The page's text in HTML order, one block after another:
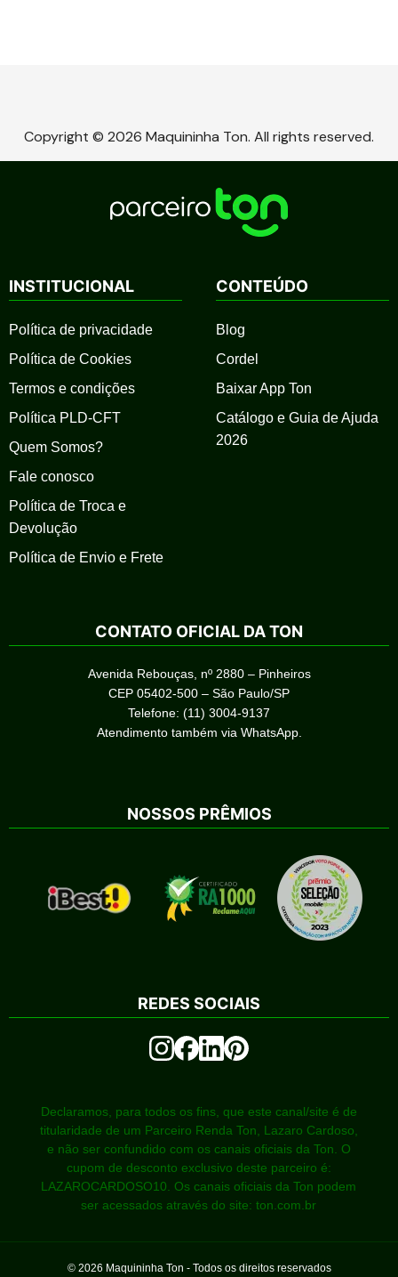
Copyright © 2026 Maquininha Ton. All rights reserved.
INSTITUCIONAL
Política de privacidade
Política de Cookies
Termos e condições
Política PLD-CFT
Quem Somos?
Fale conosco
Política de Troca e
Devolução
Política de Envio e Frete
CONTEÚDO
Blog
Cordel
Baixar App Ton
Catálogo e Guia de Ajuda
2026
CONTATO OFICIAL DA TON
Avenida Rebouças, nº 2880 – Pinheiros
CEP 05402-500 – São Paulo/SP
Telefone: (11) 3004-9137
Atendimento também via WhatsApp.
NOSSOS PRÊMIOS
REDES SOCIAIS
Declaramos, para todos os fins, que este canal/site é de
titularidade de um Parceiro Renda Ton, Lazaro Cardoso,
e não ser confundido com os canais oficiais da Ton. O
cupom de desconto exclusivo deste parceiro é:
LAZAROCARDOSO10. Os canais oficiais da Ton podem
ser acessados através do site: ton.com.br
© 2026 Maquininha Ton - Todos os direitos reservados